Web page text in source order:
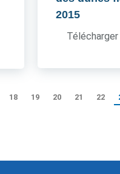
2015
18 19 20 21 22